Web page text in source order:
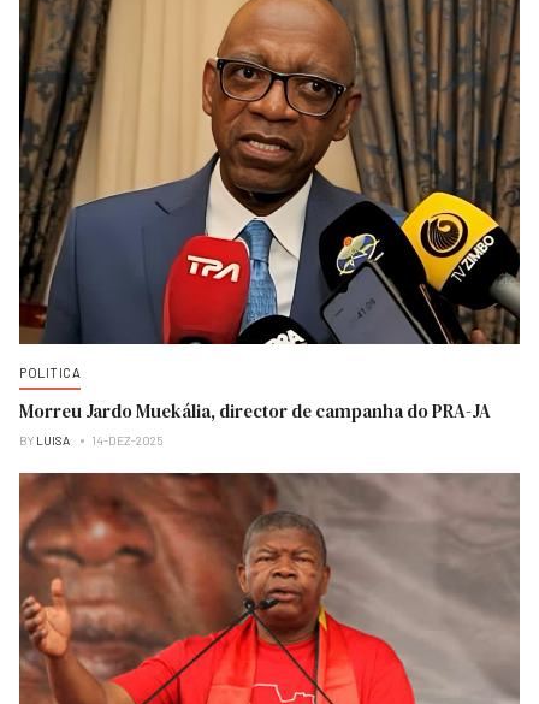
POLITICA
Morreu Jardo Muekália, director de campanha do PRA-JA
BY LUISA 14-DEZ-2025